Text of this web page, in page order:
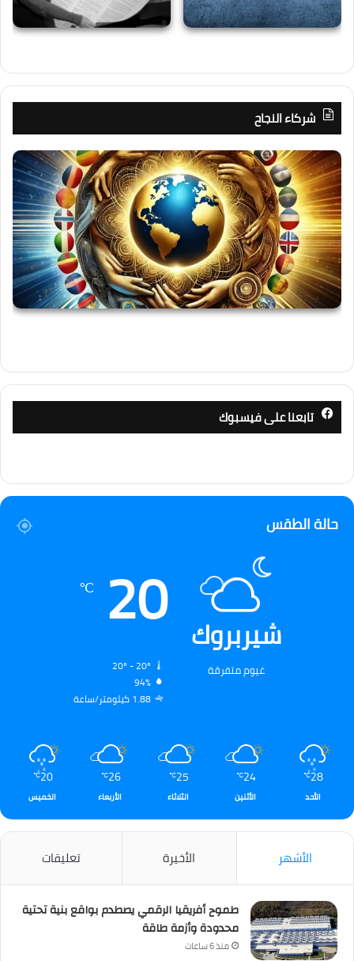
شركاء النجاح
تابعنا على فيسبوك
حالة الطقس
شيربروك
غيوم متفرقة
20
℃
94%
1.88 كيلومتر/ساعة
28
℃
الأحد
24
℃
الأثنين
25
℃
الثلاثاء
26
℃
الأربعاء
20
℃
الخميس
الأشهر الأخيرة تعليقات
طموح أفريقيا الرقمي يصطدم بواقع بنية تحتية
محدودة وأزمة طاقة
منذ 6 ساعات